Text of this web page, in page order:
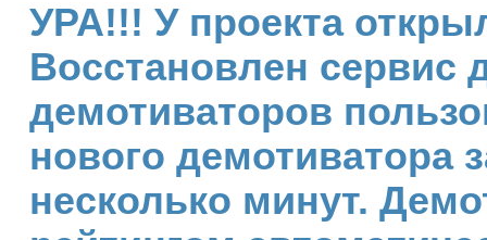
УРА!!! У проекта
Восстановлен сервис
демотиваторов
нового демотиватора
несколько минут.